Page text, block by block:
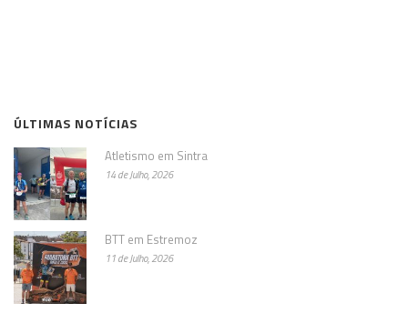
ÚLTIMAS NOTÍCIAS
Atletismo em Sintra
14 de Julho, 2026
BTT em Estremoz
11 de Julho, 2026